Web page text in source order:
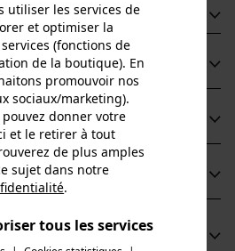
faciles avec deux doigts
26 dB
assure une visibilité et une sécurité
forestier
bruyant, Protéger
utiliser les services de
et optimiser la
(fonctions de
de la boutique). En
promouvoir nos
sociaux/marketing).
donner votre
et le retirer à tout
de plus amples
sujet dans notre
.
tous les services
produite. Veuillez